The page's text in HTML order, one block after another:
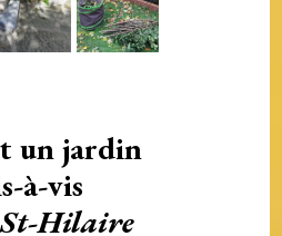
un jardin
à-vis
Hilaire